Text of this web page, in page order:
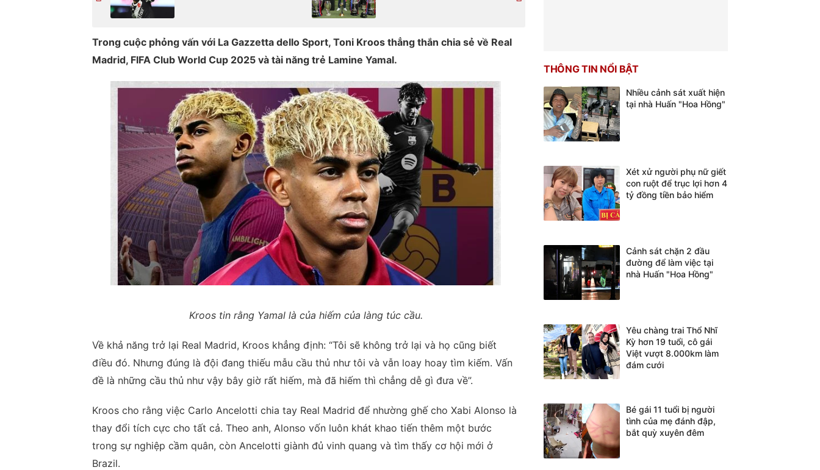
Trong cuộc phỏng vấn với La Gazzetta dello Sport, Toni Kroos thẳng thắn chia sẻ về Real
Madrid, FIFA Club World Cup 2025 và tài năng trẻ Lamine Yamal.
Kroos tin rằng Yamal là của hiếm của làng túc cầu.
Về khả năng trở lại Real Madrid, Kroos khẳng định: “Tôi sẽ không trở lại và họ cũng biết
điều đó. Nhưng đúng là đội đang thiếu mẫu cầu thủ như tôi và vẫn loay hoay tìm kiếm. Vấn
đề là những cầu thủ như vậy bây giờ rất hiếm, mà đã hiếm thì chẳng dễ gì đưa về”.
Kroos cho rằng việc Carlo Ancelotti chia tay Real Madrid để nhường ghế cho Xabi Alonso là
thay đổi tích cực cho tất cả. Theo anh, Alonso vốn luôn khát khao tiến thêm một bước
trong sự nghiệp cầm quân, còn Ancelotti giành đủ vinh quang và tìm thấy cơ hội mới ở
Brazil.
THÔNG TIN NỔI BẬT
Nhiều cảnh sát xuất hiện
tại nhà Huấn "Hoa Hồng"
Xét xử người phụ nữ giết
con ruột để trục lợi hơn 4
tỷ đồng tiền bảo hiểm
Cảnh sát chặn 2 đầu
đường để làm việc tại
nhà Huấn "Hoa Hồng"
Yêu chàng trai Thổ Nhĩ
Kỳ hơn 19 tuổi, cô gái
Việt vượt 8.000km làm
đám cưới
Bé gái 11 tuổi bị người
tình của mẹ đánh đập,
bắt quỳ xuyên đêm